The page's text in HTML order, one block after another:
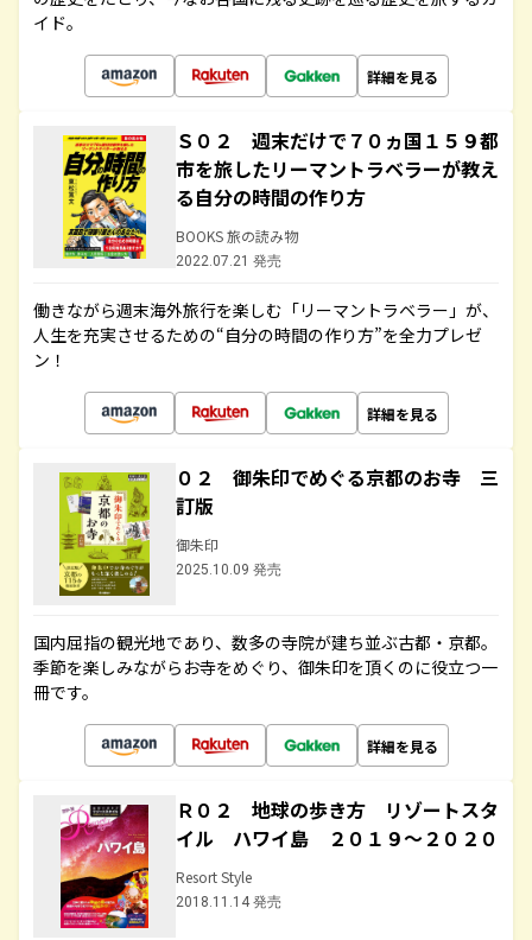
イド。
詳細を見る
Ｓ０２ 週末だけで７０ヵ国１５９都
市を旅したリーマントラベラーが教え
る自分の時間の作り方
BOOKS 旅の読み物
2022.07.21 発売
働きながら週末海外旅行を楽しむ「リーマントラベラー」が、
人生を充実させるための“自分の時間の作り方”を全力プレゼ
ン！
詳細を見る
０２ 御朱印でめぐる京都のお寺 三
訂版
御朱印
2025.10.09 発売
国内屈指の観光地であり、数多の寺院が建ち並ぶ古都・京都。
季節を楽しみながらお寺をめぐり、御朱印を頂くのに役立つ一
冊です。
詳細を見る
Ｒ０２ 地球の歩き方 リゾートスタ
イル ハワイ島 ２０１９～２０２０
Resort Style
2018.11.14 発売